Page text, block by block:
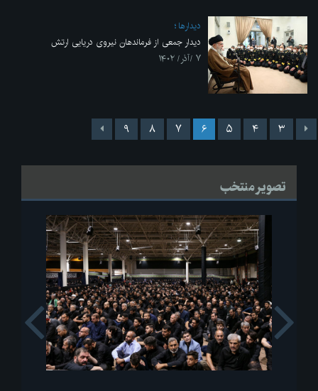
ديدارها
دیدار جمعی از فرماندهان نیروی دریایی ارتش
۷ /آذر/ ۱۴۰۲
۳ ۴ ۵ ۶ ۷ ۸ ۹
تصویر منتخب
Next